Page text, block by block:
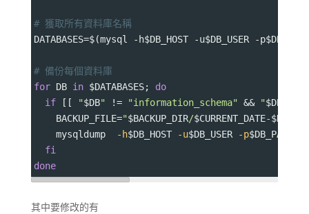
# 獲取所有資料庫名稱
DATABASES=$(mysql -h$DB_HOST -u$DB_USER -p
# 備份每個資料庫
for DB in $DATABASES; do
if [[ "$DB" != "information_schema" && "$DB
BACKUP_FILE="$BACKUP_DIR/$CURRENT_DATE-$DB
    mysqldump
-h$DB_HOST -u$DB_USER -p
fi
done
其中要修改的有